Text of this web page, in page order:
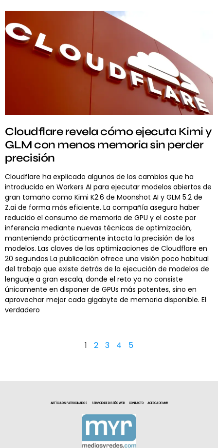
Cloudflare revela cómo ejecuta Kimi y
GLM con menos memoria sin perder
precisión
Cloudflare ha explicado algunos de los cambios que ha
introducido en Workers AI para ejecutar modelos abiertos de
gran tamaño como Kimi K2.6 de Moonshot AI y GLM 5.2 de
Z.ai de forma más eficiente. La compañía asegura haber
reducido el consumo de memoria de GPU y el coste por
inferencia mediante nuevas técnicas de optimización,
manteniendo prácticamente intacta la precisión de los
modelos. Las claves de las optimizaciones de Cloudflare en
20 segundos La publicación ofrece una visión poco habitual
del trabajo que existe detrás de la ejecución de modelos de
lenguaje a gran escala, donde el reto ya no consiste
únicamente en disponer de GPUs más potentes, sino en
aprovechar mejor cada gigabyte de memoria disponible. El
verdadero
1 2 3 4 5
ARTÍCULOS PATROCINADOS SERVICIO DE DISEÑO WEB CONTACTO ACERCA DE MYR